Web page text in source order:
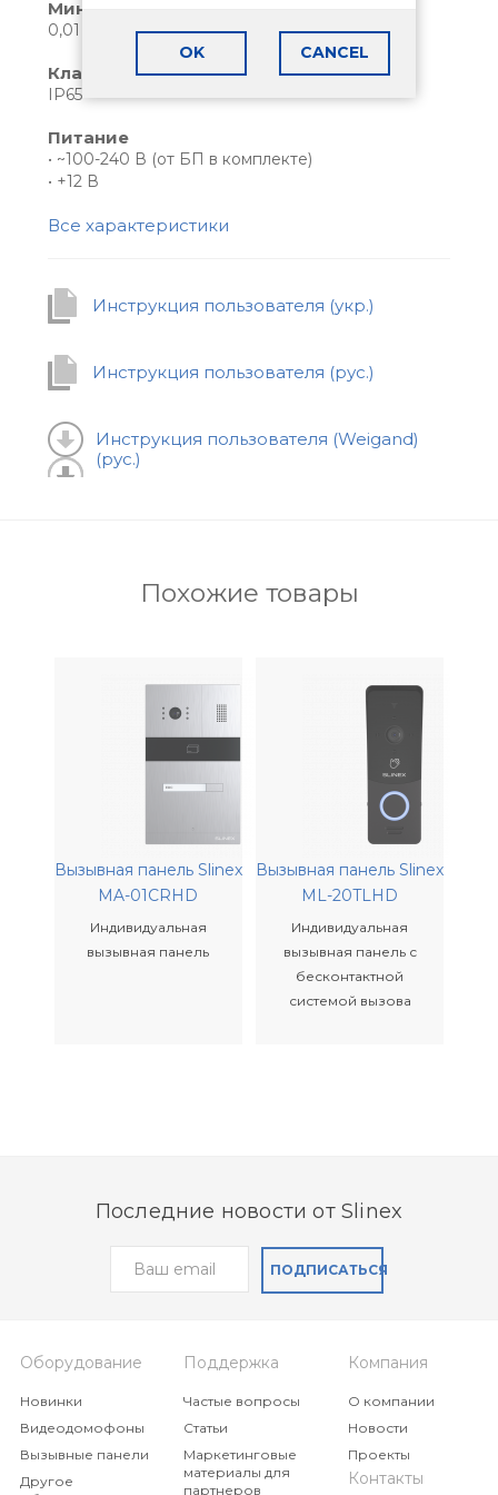
Мин. освещенность
0,01 Люкс до 1,5 м
Класс защищенности
IP65
Питание
• ~100-240 В (от БП в комплекте)
• +12 В
Все характеристики
Инструкция пользователя (укр.)
Инструкция пользователя (рус.)
Инструкция пользователя (Weigand)
(рус.)
Похожие товары
Вызывная панель Slinex
MA-01CRHD
Индивидуальная
вызывная панель
Вызывная панель Slinex
ML-20TLHD
Индивидуальная
вызывная панель с
бесконтактной
системой вызова
Вызывная панель Slinex
ML-17HD
вызывная панель AHD
Вызывная панель Slinex
ML-20HD
стандартов передачи
OK CANCEL
Последние новости от Slinex
ПОДПИСАТЬСЯ
Оборудование
Новинки
Видеодомофоны
Вызывные панели
Другое
Поддержка
Частые вопросы
Статьи
Маркетинговые
материалы для
партнеров
Компания
О компании
Новости
Проекты
Контакты